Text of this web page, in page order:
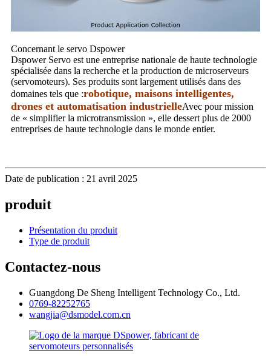
Concernant le servo Dspower
Dspower Servo est une entreprise nationale de haute technologie
spécialisée dans la recherche et la production de microserveurs
(servomoteurs). Ses produits sont largement utilisés dans des
domaines tels que :robotique, maisons intelligentes,
drones et automatisation industrielleAvec pour mission
de « simplifier la microtransmission », elle dessert plus de 2000
entreprises de haute technologie dans le monde entier.
Date de publication : 21 avril 2025
produit
Présentation du produit
Type de produit
Contactez-nous
Guangdong De Sheng Intelligent Technology Co., Ltd.
0769-82252765
wangjia@dsmodel.com.cn